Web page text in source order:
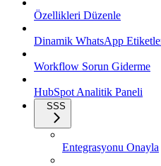
Özellikleri Düzenle
Dinamik WhatsApp
Workflow Sorun Giderme
HubSpot Analitik Paneli
SSS
Entegrasyonu Onayla